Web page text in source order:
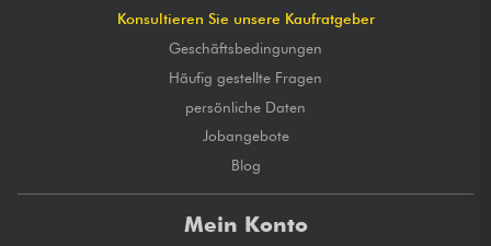
Konsultieren Sie unsere Kaufratgeber
Geschäftsbedingungen
Häufig gestellte Fragen
persönliche Daten
Jobangebote
Blog
Mein Konto